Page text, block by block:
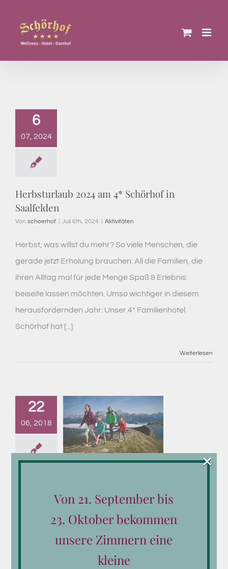
springen
6
07, 2024
Herbsturlaub 2024 am 4* Schörhof in
Saalfelden
Von schoerhof Juli 6th, 2024 Aktivitäten
Herbst, was willst du mehr? So viele Menschen, die
gerade jetzt Erholung brauchen. All die Familien, die
ihren Alltag mal für jede Menge Spaß & Erlebnis
beiseite lassen möchten. Umso wichtiger in diesem
herausfordernden Jahr: Unser 4* Familienhotel
Schörhof hat [...]
Weiterlesen
22
06, 2018
Berge in Saalfelden Leogang
|
Saalfelden Leogang Wissen Sie eigentlich, wie Ihr
Erholungsnerv heißt? Nein, obwohl Sie doch schon
Von 21. September bis
23. Oktober bekommen
unsere Zimmern eine
kleine
×